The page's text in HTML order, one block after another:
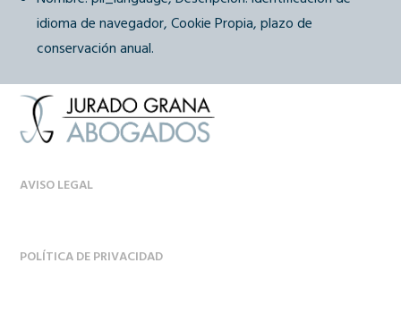
idioma de navegador, Cookie Propia, plazo de
conservación anual.
AVISO LEGAL
POLÍTICA DE PRIVACIDAD